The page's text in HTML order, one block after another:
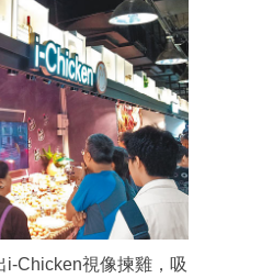
i-Chicken視像揀雞，吸